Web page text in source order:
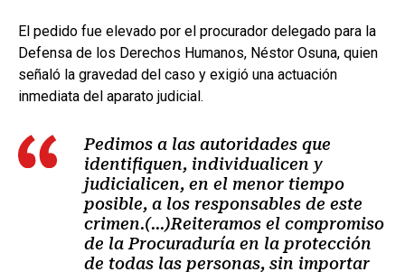
El pedido fue elevado por el procurador delegado para la
Defensa de los Derechos Humanos, Néstor Osuna, quien
señaló la gravedad del caso y exigió una actuación
inmediata del aparato judicial.
Pedimos a las autoridades que
identifiquen, individualicen y
judicialicen, en el menor tiempo
posible, a los responsables de este
crimen.(...)Reiteramos el compromiso
de la Procuraduría en la protección
de todas las personas, sin importar